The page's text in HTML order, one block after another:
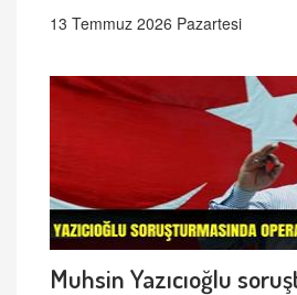
13 Temmuz 2026 Pazartesi
Muhsin Yazıcıoğlu